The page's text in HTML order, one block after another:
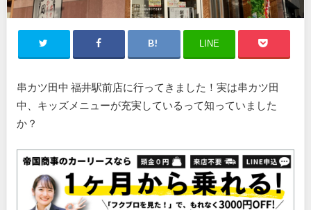
LINE
串カツ田中 福井駅前店に行ってきました！実は串カツ田
中、キッズメニューが充実しているって知っていました
か？